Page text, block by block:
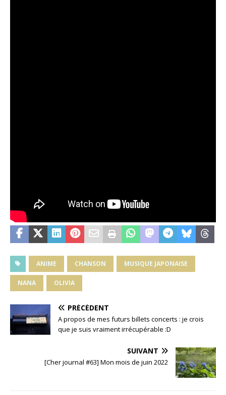
ANIME CHANSON MUSIQUE JAPONAISE
NANA OLIVIA
PRÉCÉDENT
A propos de mes futurs billets concerts : je crois
que je suis vraiment irrécupérable :D
SUIVANT
[Cher journal #63] Mon mois de juin 2022